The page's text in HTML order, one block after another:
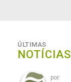
ÚLTIMAS
NOTÍCIAS
por: